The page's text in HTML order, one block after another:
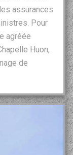
assurances
Pour
agréée
Huon,
de